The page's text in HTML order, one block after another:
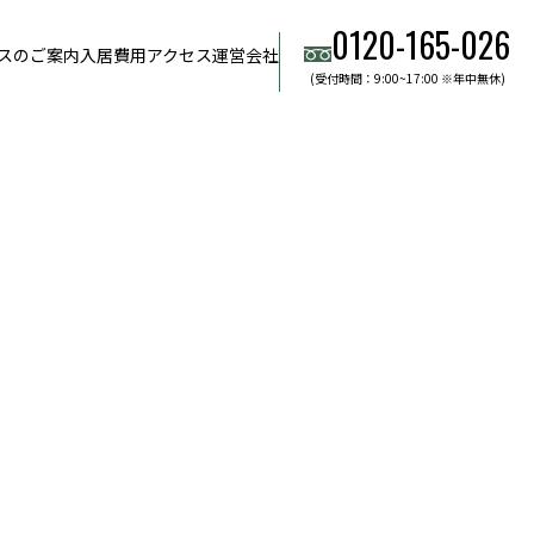
のご案内入居費用アクセス運営会社 0120-165-026
(受付時間：9:00~17:00 ※年中無休)